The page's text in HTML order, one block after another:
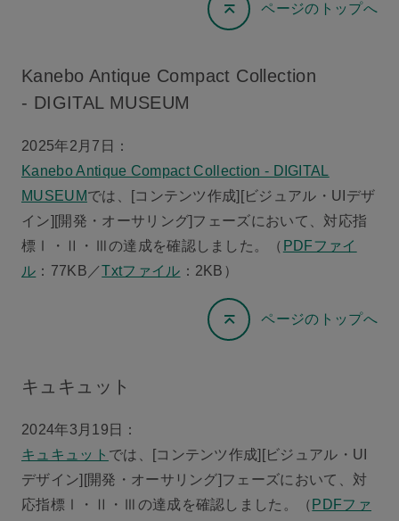
ページのトップへ
Kanebo Antique Compact Collection
- DIGITAL MUSEUM
2025年2月7日：
Kanebo Antique Compact Collection - DIGITAL
MUSEUMでは、[コンテンツ作成][ビジュアル・UIデザ
イン][開発・オーサリング]フェーズにおいて、対応指
標Ⅰ・Ⅱ・Ⅲの達成を確認しました。（ PDFファイ
ル ：77KB／Txtファイル ：2KB）
ページのトップへ
キュキュット
2024年3月19日：
キュキュット では、[コンテンツ作成][ビジュアル・UI
デザイン][開発・オーサリング]フェーズにおいて、対
応指標Ⅰ・Ⅱ・Ⅲの達成を確認しました。（ PDFファ